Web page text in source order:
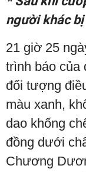
người khác
21 giờ 25
trình báo của
đối tượng
màu xanh,
dao khống
đồng dưới
Chương